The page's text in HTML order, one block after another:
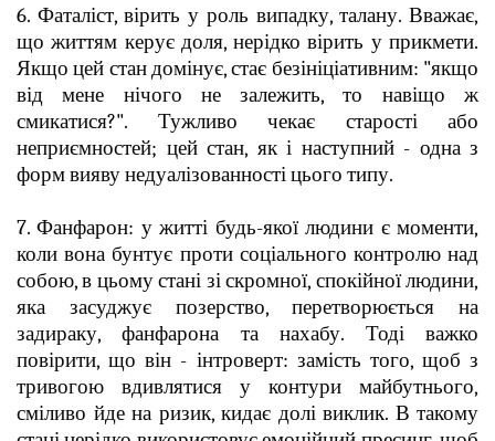
6. Фаталіст, вірить у роль випадку, талану. Вважає,
що життям керує доля, нерідко вірить у прикмети.
Якщо цей стан домінує, стає безініціативним: "якщо
від мене нічого не залежить, то навіщо ж
смикатися?". Тужливо чекає старості або
неприємностей; цей стан, як і наступний - одна з
форм вияву недуалізованності цього типу.
7. Фанфарон: у житті будь-якої людини є моменти,
коли вона бунтує проти соціального контролю над
собою, в цьому стані зі скромної, спокійної людини,
яка засуджує позерство, перетворюється на
задираку, фанфарона та нахабу. Тоді важко
повірити, що він - інтроверт: замість того, щоб з
тривогою вдивлятися у контури майбутнього,
сміливо йде на ризик, кидає долі виклик. В такому